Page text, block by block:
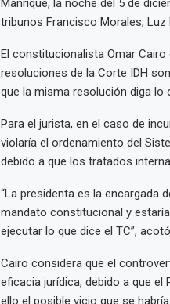
Manrique, la noche del 5 de
tribunos Francisco Morales,
El constitucionalista Omar Cairo
resoluciones de la Corte IDH
que la misma resolución diga lo
Para el jurista, en el caso de
violaría el ordenamiento del
debido a que los tratados
“La presidenta es la encargada
mandato constitucional y
ejecutar lo que dice el TC”,
Cairo considera que el
eficacia jurídica, debido a que
ello el posible vicio que se